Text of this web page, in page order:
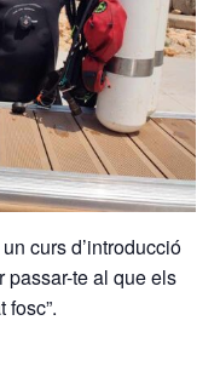
curs d’introducció
passar-te al que els
fosc”.